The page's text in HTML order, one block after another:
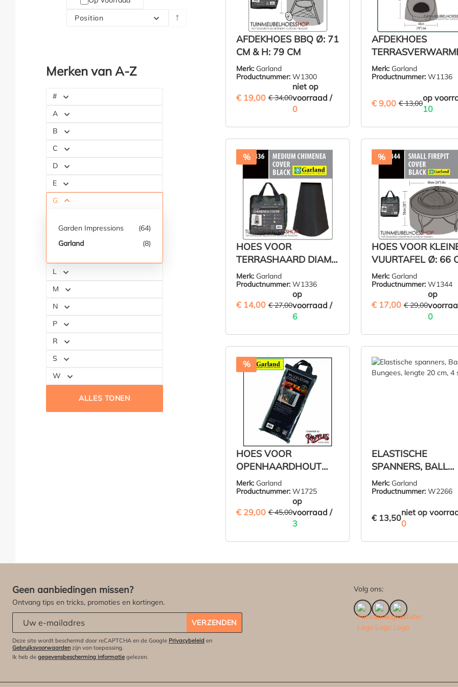
Position
Merken van A-Z
#
A
B
C
D
E
G
(64)
Garden Impressions
(8)
Garland
L
M
N
P
R
S
W
ALLES TONEN
er
De
zijn
**
not
be
**
Is
AFDEKHOES BBQ Ø: 71
CM & H: 79 CM
Merk: Garland
Productnummer: W1300
€ 19,00 € 34,00(44.12% BESPAARD)
niet op
voorraad /
0
ZIE PRODUCT
AFDEKHOES
Ø: 48/21 CM & H: 84
CM
Merk:Garland
Productnummer:W1136
€ 9,00 € 13,00(30.77%
op
10
€ 9,00 IN DE
%
HOES VOOR
TERRASHAARD DIAM.
48 CM H: 84 CM
Merk: Garland
Productnummer: W1336
€ 14,00 € 27,00(48.15% BESPAARD)
op
voorraad /
6
€ 14,00 IN DE WINKELMAND
%
HOES VOOR
VUURTAFEL Ø: 66
& H: 50 CM
Merk:Garland
Productnummer:W1344
€ 17,00 € 29,00(41.38%
op
0
€ 17,00 IN DE
%
HOES VOOR
OPENHAARDHOUT
REK 104 X 35 H: 96 CM
Merk: Garland
Productnummer: W1725
€ 29,00 € 45,00(35.56% BESPAARD)
op
voorraad /
3
ELASTISCHE
SPANNERS, BALL
BUNGEES, LENGTE
CM, 4 STUKS
Merk:Garland
Productnummer:W2266
€ 13,50
niet op
0
Geen aanbiedingen missen?
Ontvang tips en tricks, promoties en kortingen.
VERZENDEN
Deze site wordt beschermd door reCAPTCHA en de Google Privacybeleid en
Gebruiksvoorwaarden zijn van toepassing.
Ik heb de gegevensbescherming informatie gelezen.
Volg ons: